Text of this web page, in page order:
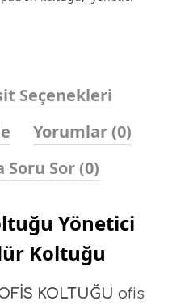
Seçenekleri
Yorumlar (0)
Soru Sor (0)
Yönetici
Koltuğu
KOLTUĞU ofis